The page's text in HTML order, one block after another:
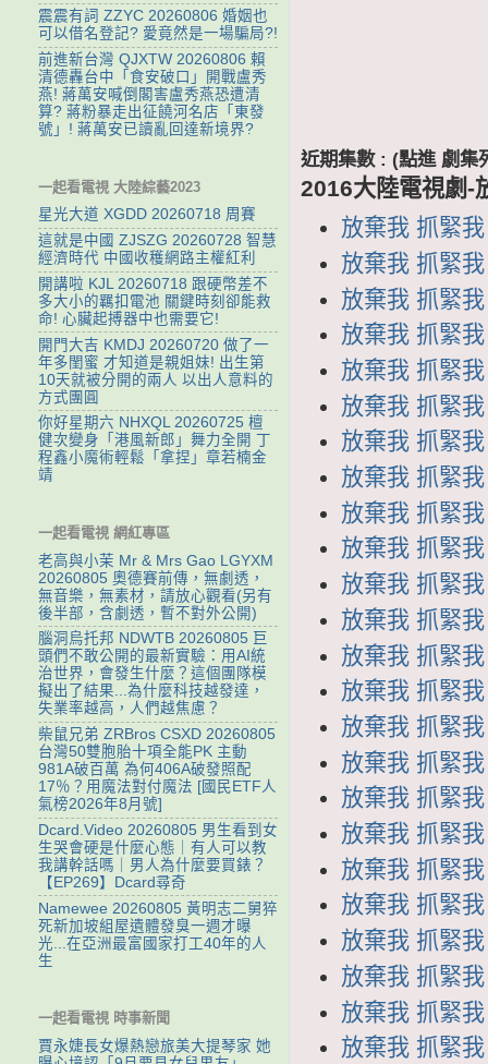
近期集數 : (點進 劇集
2016大陸電視劇-
放棄我 抓緊
放棄我 抓緊
放棄我 抓緊
放棄我 抓緊
放棄我 抓緊
放棄我 抓緊
放棄我 抓緊
放棄我 抓緊
放棄我 抓緊
放棄我 抓緊
放棄我 抓緊
放棄我 抓緊
放棄我 抓緊
放棄我 抓緊
放棄我 抓緊
放棄我 抓緊
放棄我 抓緊
放棄我 抓緊
放棄我 抓緊
放棄我 抓緊
放棄我 抓緊
放棄我 抓緊
放棄我 抓緊
放棄我 抓緊
震震有詞 ZZYC 20260806 婚姻也
可以借名登記? 愛竟然是一場騙局?!
前進新台灣 QJXTW 20260806 賴
清德轟台中「食安破口」開戰盧秀
燕! 蔣萬安喊倒閣害盧秀燕恐遭清
算? 蔣粉暴走出征饒河名店「東發
號」! 蔣萬安已讀亂回達新境界?
一起看電視 大陸綜藝2023
星光大道 XGDD 20260718 周賽
這就是中國 ZJSZG 20260728 智慧
經濟時代 中國收穫網路主權紅利
開講啦 KJL 20260718 跟硬幣差不
多大小的羈扣電池 關鍵時刻卻能救
命! 心臟起搏器中也需要它!
開門大吉 KMDJ 20260720 做了一
年多閨蜜 才知道是親姐妹! 出生第
10天就被分開的兩人 以出人意料的
方式團圓
你好星期六 NHXQL 20260725 檀
健次變身「港風新郎」舞力全開 丁
程鑫小魔術輕鬆「拿捏」章若楠金
靖
一起看電視 網紅專區
老高與小茉 Mr & Mrs Gao LGYXM
20260805 奧德賽前傳，無劇透，
無音樂，無素材，請放心觀看(另有
後半部，含劇透，暫不對外公開)
腦洞烏托邦 NDWTB 20260805 巨
頭們不敢公開的最新實驗：用AI統
治世界，會發生什麼？這個團隊模
擬出了結果...為什麼科技越發達，
失業率越高，人們越焦慮？
柴鼠兄弟 ZRBros CSXD 20260805
台灣50雙胞胎十項全能PK 主動
981A破百萬 為何406A破發照配
17％？用魔法對付魔法 [國民ETF人
氣榜2026年8月號]
Dcard.Video 20260805 男生看到女
生哭會硬是什麼心態｜有人可以教
我講幹話嗎｜男人為什麼要買錶？
【EP269】Dcard尋奇
Namewee 20260805 黃明志二舅猝
死新加坡組屋遺體發臭一週才曝
光...在亞洲最富國家打工40年的人
生
一起看電視 時事新聞
賈永婕長女爆熱戀旅美大提琴家 她